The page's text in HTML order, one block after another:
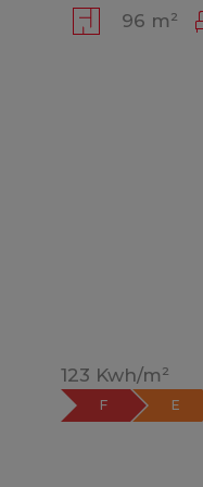
96 m²
123 Kwh/m²
F E